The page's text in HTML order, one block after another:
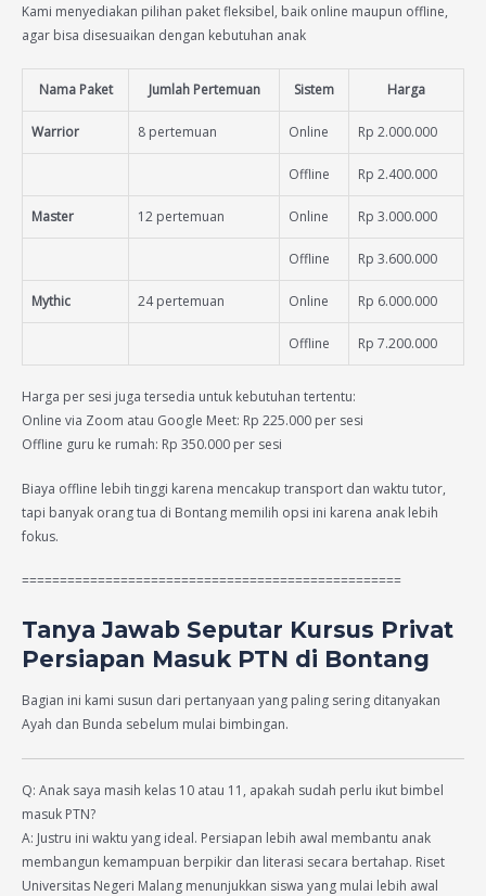
Kami menyediakan pilihan paket fleksibel, baik online maupun offline,
agar bisa disesuaikan dengan kebutuhan anak
Nama Paket Jumlah Pertemuan Sistem Harga
Warrior 8 pertemuan Online Rp 2.000.000
Offline Rp 2.400.000
Master 12 pertemuan Online Rp 3.000.000
Offline Rp 3.600.000
Mythic 24 pertemuan Online Rp 6.000.000
Offline Rp 7.200.000
Harga per sesi juga tersedia untuk kebutuhan tertentu:
Online via Zoom atau Google Meet: Rp 225.000 per sesi
Offline guru ke rumah: Rp 350.000 per sesi
Biaya offline lebih tinggi karena mencakup transport dan waktu tutor,
tapi banyak orang tua di Bontang memilih opsi ini karena anak lebih
fokus.
==================================================
Tanya Jawab Seputar Kursus Privat
Persiapan Masuk PTN di Bontang
Bagian ini kami susun dari pertanyaan yang paling sering ditanyakan
Ayah dan Bunda sebelum mulai bimbingan.
Q: Anak saya masih kelas 10 atau 11, apakah sudah perlu ikut bimbel
masuk PTN?
A: Justru ini waktu yang ideal. Persiapan lebih awal membantu anak
membangun kemampuan berpikir dan literasi secara bertahap. Riset
Universitas Negeri Malang menunjukkan siswa yang mulai lebih awal